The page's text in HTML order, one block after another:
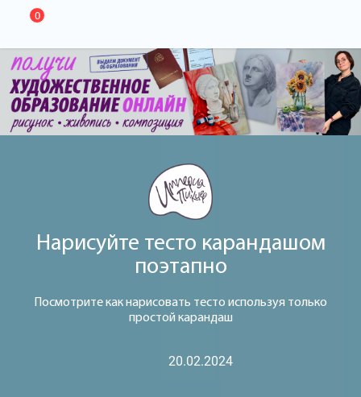
0
Нарисуйте тесто карандашом
поэтапно
Посмотрите как нарисовать тесто используя только
простой карандаш
20.02.2024